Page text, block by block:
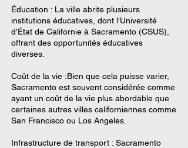
Éducation : La ville abrite plusieurs
institutions éducatives, dont l'Université
d'État de Californie à Sacramento (CSUS),
offrant des opportunités éducatives
diverses.
Coût de la vie :Bien que cela puisse varier,
Sacramento est souvent considérée comme
ayant un coût de la vie plus abordable que
certaines autres villes californiennes comme
San Francisco ou Los Angeles.
Infrastructure de transport : Sacramento